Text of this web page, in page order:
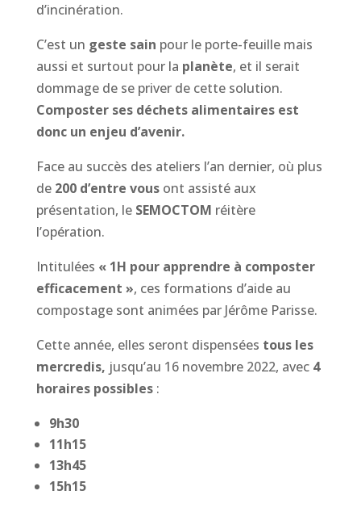
d’incinération.
C’est un geste sain pour le porte-feuille mais
aussi et surtout pour la planète, et il serait
dommage de se priver de cette solution.
Composter ses déchets alimentaires est
donc un enjeu d’avenir.
Face au succès des ateliers l’an dernier, où plus
de 200 d’entre vousont assisté aux
présentation, le SEMOCTOM réitère
l’opération.
Intitulées « 1H pour apprendre à composter
efficacement », ces formations d’aide au
compostage sont animées par Jérôme Parisse.
Cette année, elles seront dispensées tous les
mercredis, jusqu’au 16 novembre 2022, avec 4
horaires possibles:
9h30
11h15
13h45
15h15